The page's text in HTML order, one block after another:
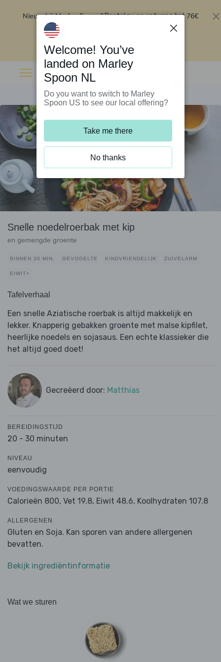
Nieuw bij Marley Spoon?Bestel nu en ontvang tot 76€
Snelle noedelroerbak met kip
en gemengde groente
BINNEN 30 MIN. GEVOGELTE KINDVRIENDELIJK ZUIVELARM
EIWIT+
Tafelverhaal
Een snelle Aziatische roerbak is altijd makkelijk en
lekker. Knapperig gebakken groente met malse kipfilet,
heerlijke noedels en sojasaus. Een echte klassieker die
het altijd goed doet!
Gecreëerd door: Matthias
BEREIDINGSTIJD
20 - 30 minuten
NIVEAU
eenvoudig
VOEDINGSWAARDE PER PORTIE
Calorieën 800, Vet 19.8, Eiwit 48.6, Koolhydraten 107.8
ALLERGENEN
Gluten en Soja. Kan sporen van andere allergenen
bevatten.
Bekijk ingrediëntinformatie
Wat we sturen
Welcome! You’ve
landed on Marley
Spoon NL
Do you want to switch to Marley
Spoon US to see our local offering?
Take me there
No thanks